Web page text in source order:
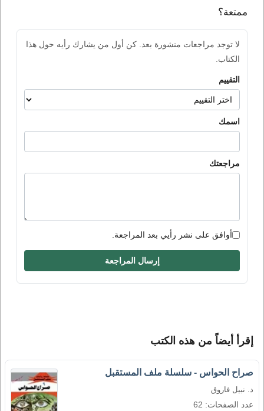
ممتعة؟
لا توجد مراجعات منشورة بعد. كن أول من يشارك رأيه حول هذا
الكتاب.
التقييم
اسمك
مراجعتك
أوافق على نشر رأيي بعد المراجعة.
إرسال المراجعة
إقرأ أيضاً من هذه الكتب
صراح الحواس - سلسلة ملف المستقبل
د. نبيل فاروق
عدد الصفحات: 62